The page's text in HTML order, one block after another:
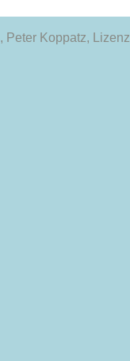
, Peter Koppatz,